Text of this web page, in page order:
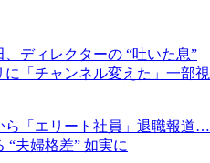
、ディレクターの “吐いた息”
「チャンネル変えた」一部視
ら「エリート社員」退職報道…
“夫婦格差” 如実に